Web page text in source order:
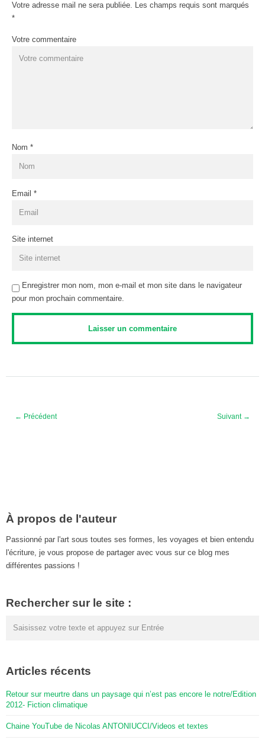
Votre adresse mail ne sera publiée. Les champs requis sont marqués
*
Votre commentaire
Nom *
Email *
Site internet
Enregistrer mon nom, mon e-mail et mon site dans le navigateur
pour mon prochain commentaire.
Suivant →
← Précédent
À propos de l'auteur
Passionné par l'art sous toutes ses formes, les voyages et bien entendu
l'écriture, je vous propose de partager avec vous sur ce blog mes
différentes passions !
Rechercher sur le site :
Articles récents
Retour sur meurtre dans un paysage qui n’est pas encore le notre/Edition
2012- Fiction climatique
Chaine YouTube de Nicolas ANTONIUCCI/Videos et textes